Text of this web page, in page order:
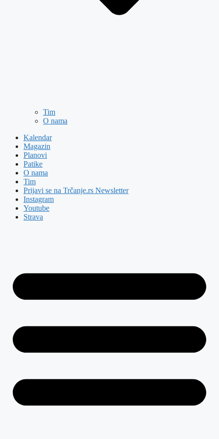
Tim
O nama
Kalendar
Magazin
Planovi
Patike
O nama
Tim
Prijavi se na Trčanje.rs Newsletter
Instagram
Youtube
Strava